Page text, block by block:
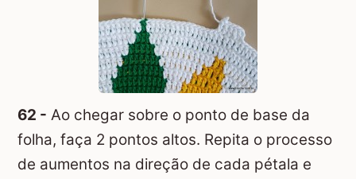
62 - Ao chegar sobre o ponto de base da
folha, faça 2 pontos altos. Repita o processo
de aumentos na direção de cada pétala e